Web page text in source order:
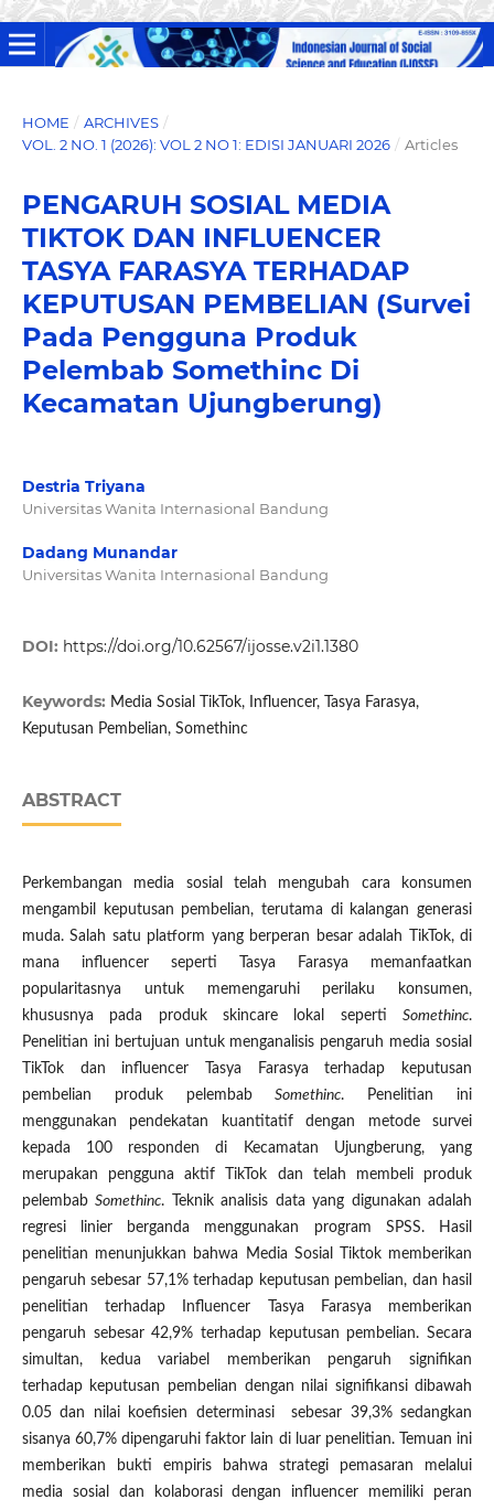
HOME / ARCHIVES /
VOL. 2 NO. 1 (2026): VOL 2 NO 1: EDISI JANUARI 2026 / Articles
PENGARUH SOSIAL MEDIA
TIKTOK DAN INFLUENCER
TASYA FARASYA TERHADAP
KEPUTUSAN PEMBELIAN (Survei
Pada Pengguna Produk
Pelembab Somethinc Di
Kecamatan Ujungberung)
Destria Triyana
Universitas Wanita Internasional Bandung
Dadang Munandar
Universitas Wanita Internasional Bandung
DOI: https://doi.org/10.62567/ijosse.v2i1.1380
Keywords: Media Sosial TikTok, Influencer, Tasya Farasya,
Keputusan Pembelian, Somethinc
ABSTRACT
Perkembangan media sosial telah mengubah cara konsumen
mengambil keputusan pembelian, terutama di kalangan generasi
muda. Salah satu platform yang berperan besar adalah TikTok, di
mana influencer seperti Tasya Farasya memanfaatkan
popularitasnya untuk memengaruhi perilaku konsumen,
khususnya pada produk skincare lokal sepertiSomethinc.
Penelitian ini bertujuan untuk menganalisis pengaruh media sosial
TikTok dan influencer Tasya Farasya terhadap keputusan
pembelian produk pelembabSomethinc. Penelitian ini
menggunakan pendekatan kuantitatif dengan metode survei
kepada 100 responden di Kecamatan Ujungberung, yang
merupakan pengguna aktif TikTok dan telah membeli produk
pelembabSomethinc. Teknik analisis data yang digunakan adalah
regresi linier berganda menggunakan program SPSS. Hasil
penelitian menunjukkan bahwa Media Sosial Tiktok memberikan
pengaruh sebesar 57,1% terhadap keputusan pembelian, dan hasil
penelitian terhadap Influencer Tasya Farasya memberikan
pengaruh sebesar 42,9% terhadap keputusan pembelian. Secara
simultan, kedua variabel memberikan pengaruh signifikan
terhadap keputusan pembelian dengan nilai signifikansi dibawah
0.05 dan nilai koefisien determinasi sebesar 39,3% sedangkan
sisanya 60,7% dipengaruhi faktor lain di luar penelitian. Temuan ini
memberikan bukti empiris bahwa strategi pemasaran melalui
media sosial dan kolaborasi dengan influencer memiliki peran